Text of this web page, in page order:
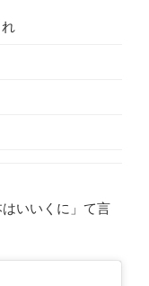
いいくに」て言